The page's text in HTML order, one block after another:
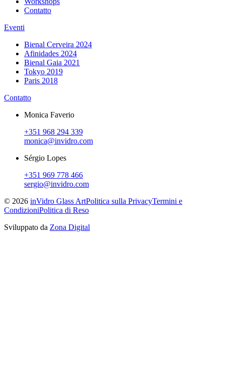
Contatto
Eventi
Bienal Cerveira 2024
Afinidades 2024
Bienal Gaia 2021
Tokyo 2019
Paris 2018
Contatto
Monica Faverio
+351 968 294 339
monica@invidro.com
Sérgio Lopes
+351 969 778 466
sergio@invidro.com
© 2026 inVidro Glass ArtPolitica sulla PrivacyTermini e
CondizioniPolitica di Reso
Sviluppato da Zona Digital